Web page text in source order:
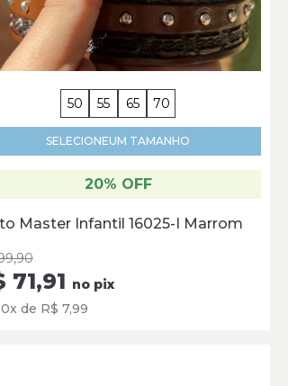
50 55 65 70
SELECIONEUM TAMANHO
20% OFF
Master Infantil 16025-I Marrom
71,91 no pix
de R$ 7,99